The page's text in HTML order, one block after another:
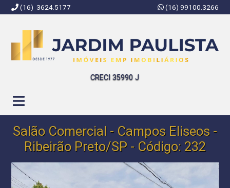
(16) 3624.5177 (16) 99100.3266
CRECI 35990 J
Salão Comercial - Campos Eliseos -
Ribeirão Preto/SP - Código: 232